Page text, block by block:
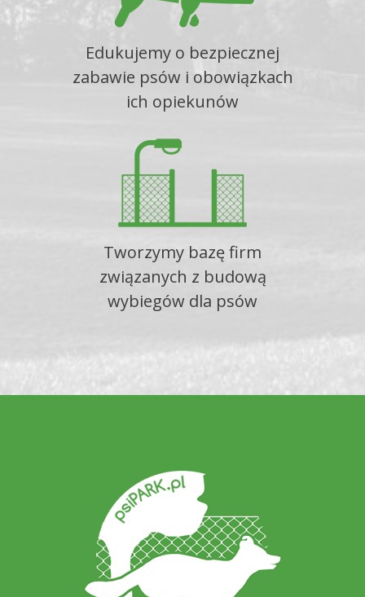
Edukujemy o bezpiecznej
zabawie psów i obowiązkach
ich opiekunów
Tworzymy bazę firm
związanych z budową
wybiegów dla psów